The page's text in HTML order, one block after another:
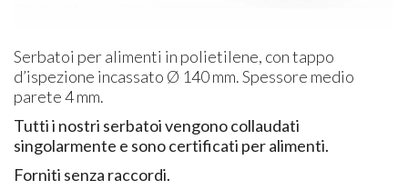
Serbatoi per alimenti in polietilene, con tappo
d’ispezione incassato Ø 140 mm. Spessore medio
parete 4 mm.
Tutti i nostri serbatoi vengono collaudati
singolarmente e sono certificati per alimenti.
Forniti senza raccordi.